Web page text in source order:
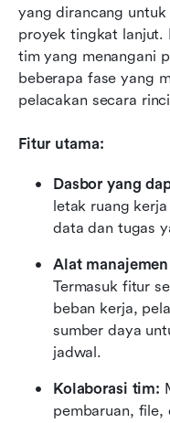
yang dirancang
proyek tingkat lanjut.
tim yang menangani
beberapa fase yang
pelacakan secara
Fitur utama:
Dasbor yang
letak ruang
data dan tugas
Alat
Termasuk fitur
beban kerja,
sumber daya
jadwal.
Kolaborasi tim:
pembaruan, file,